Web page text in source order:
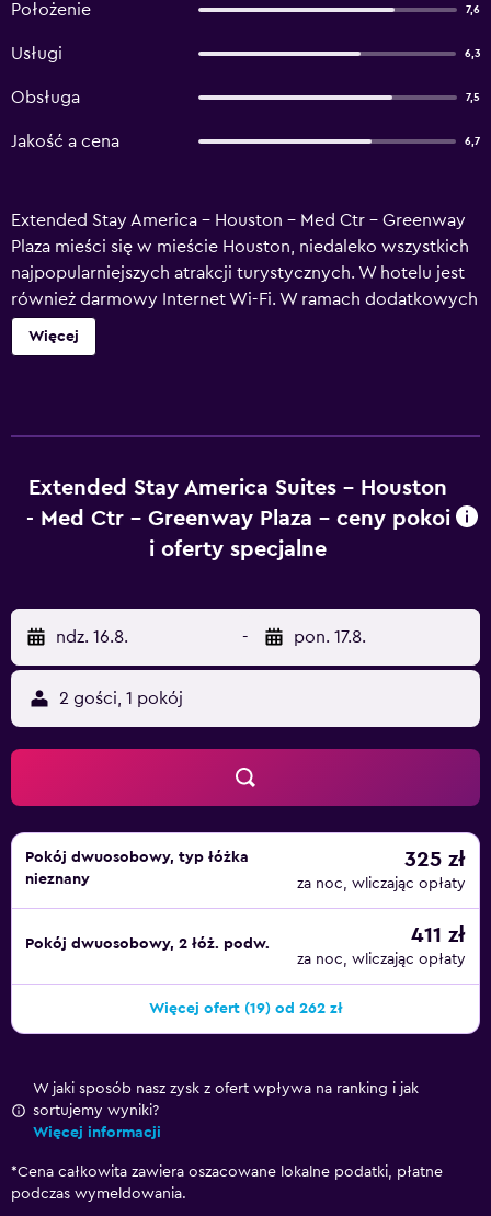
Położenie 7,6
Usługi 6,3
Obsługa 7,5
Jakość a cena 6,7
Extended Stay America - Houston - Med Ctr - Greenway
Plaza mieści się w mieście Houston, niedaleko wszystkich
najpopularniejszych atrakcji turystycznych. W hotelu jest
również darmowy Internet Wi-Fi. W ramach dodatkowych
udogodnień w hotelu goście mogą korzystać z
przechowalni bagażu, recepcji czynnej całą dobę i sejfu.
płaskim ekranem i bezprzewodowy Internet. Każdego
dnia goście obiektu hotelu mogą zjeść pyszne śniadanie,
które zapewni im energię potrzebną do tego, aby poznać
wszystkie uroki okolicy. W sąsiedztwie hotelu znajduje się
America - Houston - Med Ctr - Greenway Plaza jest
usytuowany w niedużej odległości od takich miejsc, jak
Toyota Center, The Galleria i Uniwersytet William Marsh
Rice. Śródmieście Houston i ZOO w Houston są oddalone
od hotelu o 20 minut drogi.
Więcej
Extended Stay America Suites - Houston
- Med Ctr - Greenway Plaza – ceny pokoi
i oferty specjalne
ndz. 16.8. - pon. 17.8.
2 gości, 1 pokój
Pokój dwuosobowy, typ łóżka
nieznany
325 zł
za noc, wliczając opłaty
Pokój dwuosobowy, 2 łóż. podw. 411 zł
za noc, wliczając opłaty
Więcej ofert (19) od 262 zł
W jaki sposób nasz zysk z ofert wpływa na ranking i jak
sortujemy wyniki?
Więcej informacji
*Cena całkowita zawiera oszacowane lokalne podatki, płatne
podczas wymeldowania.